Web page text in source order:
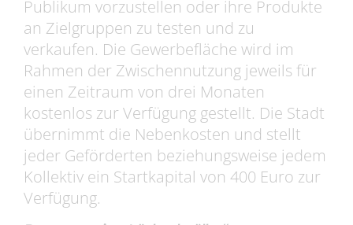
Publikum vorzustellen oder ihre Produkte
an Zielgruppen zu testen und zu
verkaufen. Die Gewerbefläche wird im
Rahmen der Zwischennutzung jeweils für
einen Zeitraum von drei Monaten
kostenlos zur Verfügung gestellt. Die Stadt
übernimmt die Nebenkosten und stellt
jeder Geförderten beziehungsweise jedem
Kollektiv ein Startkapital von 400 Euro zur
Verfügung.